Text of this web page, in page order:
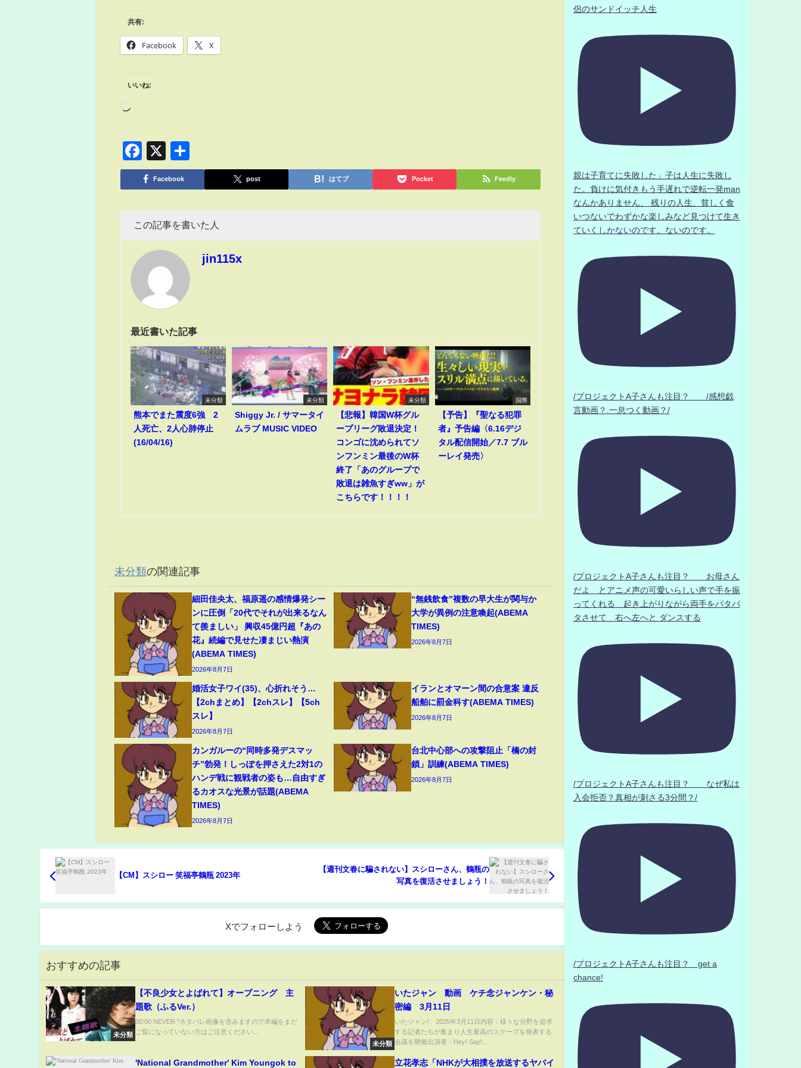
共有:
Facebook X
いいね:
Facebook
X
有
Facebook post はてブ Pocket Feedly
この記事を書いた人
jin115x
最近書いた記事
未分類
熊本でまた震度6強 2
人死亡、2人心肺停止
(16/04/16)
未分類
Shiggy Jr. / サマータイ
ムラブ MUSIC VIDEO
未分類
【悲報】韓国W杯グル
ープリーグ敗退決定！
コンゴに沈められてソ
ンフンミン最後のW杯
終了「あのグループで
敗退は雑魚すぎww」が
こちらです！！！！
国際
【予告】『聖なる犯罪
者』予告編〈6.16デジ
タル配信開始／7.7 ブル
ーレイ発売〉
未分類の関連記事
細田佳央太、福原遥の感情爆発シー
ンに圧倒「20代でそれが出来るなん
て羨ましい」 興収45億円超『あの
花』続編で見せた凄まじい熱演
(ABEMA TIMES)
2026年8月7日
“無銭飲食”複数の早大生が関与か
大学が異例の注意喚起(ABEMA
TIMES)
2026年8月7日
婚活女子ワイ(35)、心折れそう…
【2chまとめ】【2chスレ】【5ch
スレ】
2026年8月7日
イランとオマーン間の合意案 違反
船舶に罰金科す(ABEMA TIMES)
2026年8月7日
カンガルーの“同時多発デスマッ
チ”勃発！しっぽを押さえた2対1の
ハンデ戦に観戦者の姿も…自由すぎ
るカオスな光景が話題(ABEMA
TIMES)
2026年8月7日
台北中心部への攻撃阻止「橋の封
鎖」訓練(ABEMA TIMES)
2026年8月7日
【CM】スシロー 笑福亭鶴瓶 2023年
【週刊文春に騙されない】スシローさん、鶴瓶の
写真を復活させましょう！
Xでフォローしよう
おすすめの記事
未分類
【不良少女とよばれて】オープニング 主
題歌（ふるVer.）
00:00 NEVER *ネタバレ画像を含みますので本編をまだ
ご覧になっていない方はご注意ください...
未分類
いたジャン 動画 ケチ念ジャンケン・秘
密編 3月11日
いたジャン! 2025年3月11日内容：様々な分野を追求
する記者たちが集まり人生最高のスクープを発表する
会議を開催出演者：Hey! Say!...
'National Grandmother' Kim Youngok to 立花孝志「NHKが大相撲を放送するヤバイ
侶のサンドイッチ人生
親は子育てに失敗した」子は人生に失敗し
た。負けに気付きもう手遅れで逆転一発man
なんかありません、 残りの人生、貧しく食
いつないでわずかな楽しみなど見つけて生き
ていくしかないのです。ないのです。
/プロジェクトA子さんも注目？ /感想戯
言動画？.一息つく動画？/
/プロジェクトA子さんも注目？ お母さん
だよ とアニメ声の可愛いらしい声で手を振
ってくれる 起き上がりながら両手をパタパ
タさせて 右へ左へと ダンスする
/プロジェクトA子さんも注目？ なぜ私は
入会拒否？真相が刺さる3分間？/
/プロジェクトA子さんも注目？ get a
chance!